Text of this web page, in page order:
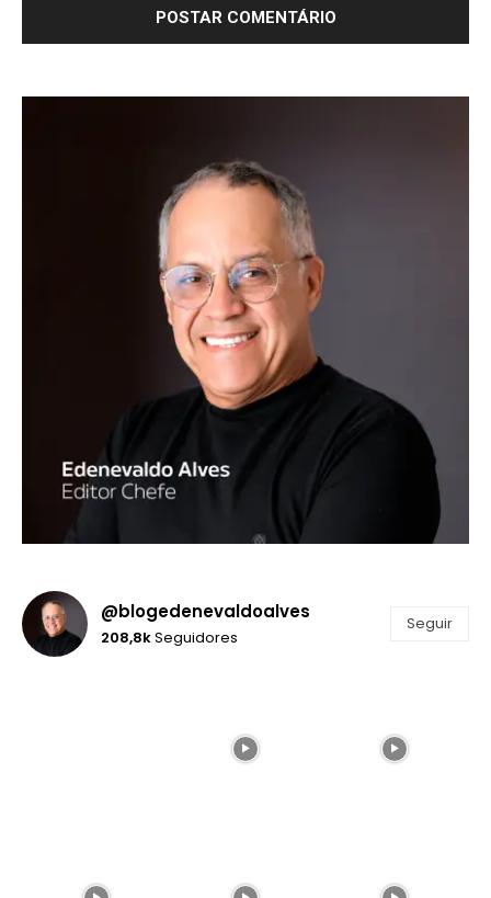
@blogedenevaldoalves
208,8kSeguidores
Seguir